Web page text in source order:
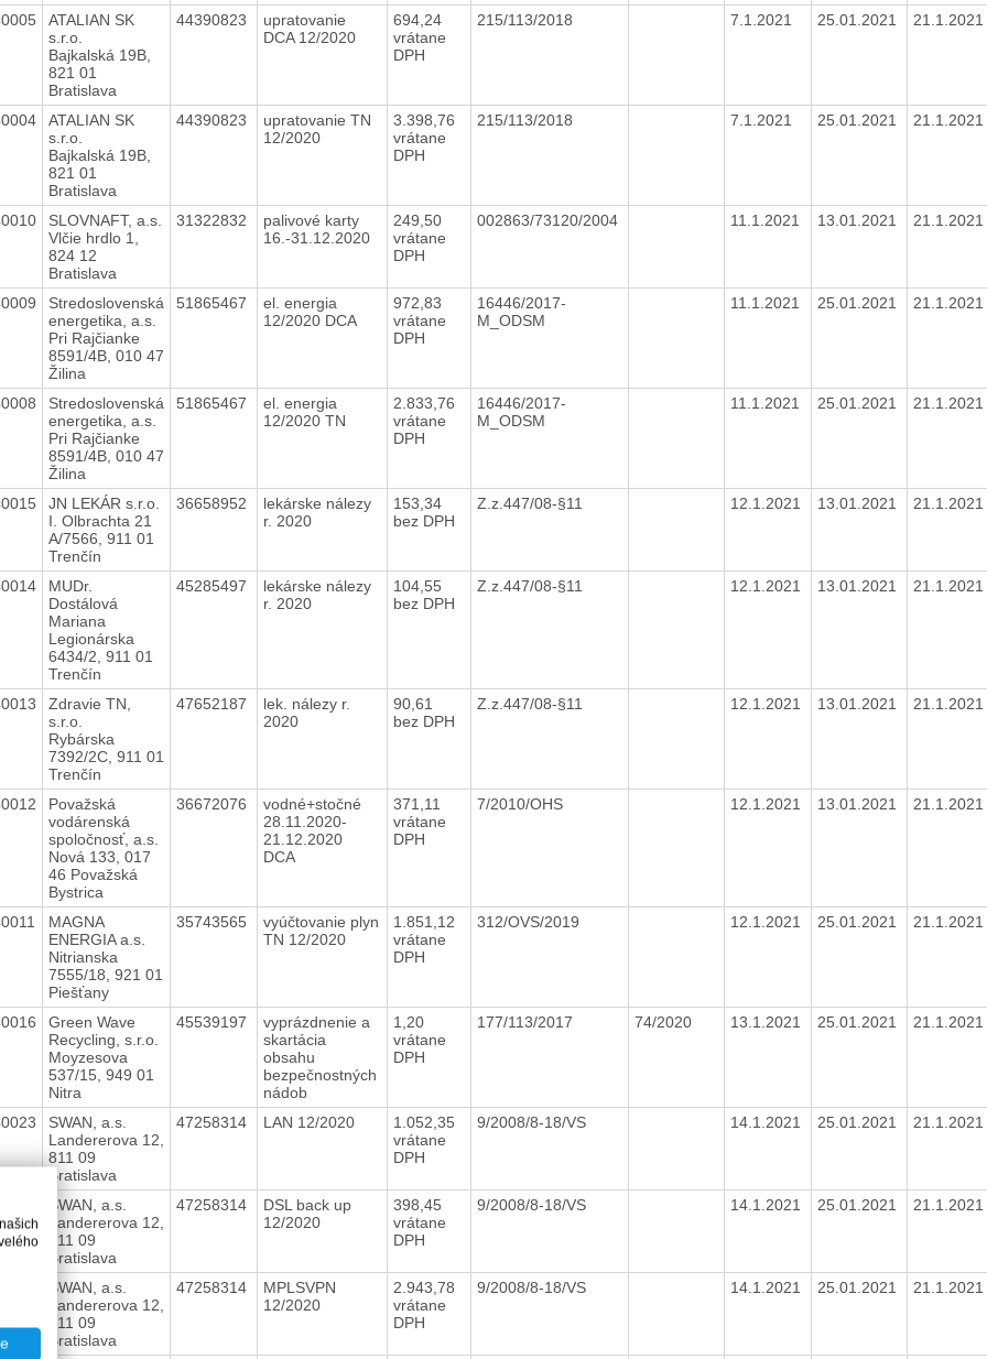
ATALIAN SK
s.r.o.
Bajkalská 19B,
821 01
Bratislava
44390823
upratovanie
DCA 12/2020
694,24
vrátane
DPH
215/113/2018 7.1.2021 25.01.2021 21.1.2021
ATALIAN SK
s.r.o.
Bajkalská 19B,
821 01
Bratislava
44390823
upratovanie TN
12/2020
3.398,76
vrátane
DPH
215/113/2018 7.1.2021 25.01.2021 21.1.2021
SLOVNAFT, a.s.
Vlčie hrdlo 1,
824 12
Bratislava
31322832
palivové karty
16.-31.12.2020
249,50
vrátane
DPH
002863/73120/2004 11.1.2021 13.01.2021 21.1.2021
Stredoslovenská
energetika, a.s.
Pri Rajčianke
8591/4B, 010 47
Žilina
51865467
el. energia
12/2020 DCA
972,83
vrátane
DPH
16446/2017-
M_ODSM
11.1.2021 25.01.2021 21.1.2021
Stredoslovenská
energetika, a.s.
Pri Rajčianke
8591/4B, 010 47
Žilina
51865467
el. energia
12/2020 TN
2.833,76
vrátane
DPH
16446/2017-
M_ODSM
11.1.2021 25.01.2021 21.1.2021
JN LEKÁR s.r.o.
I. Olbrachta 21
A/7566, 911 01
Trenčín
36658952
lekárske nálezy
r. 2020
153,34
bez DPH
Z.z.447/08-§11 12.1.2021 13.01.2021 21.1.2021
MUDr.
Dostálová
Mariana
Legionárska
6434/2, 911 01
Trenčín
45285497
lekárske nálezy
r. 2020
104,55
bez DPH
Z.z.447/08-§11 12.1.2021 13.01.2021 21.1.2021
Zdravie TN,
s.r.o.
Rybárska
7392/2C, 911 01
Trenčín
47652187
lek. nálezy r.
2020
90,61
bez DPH
Z.z.447/08-§11 12.1.2021 13.01.2021 21.1.2021
Považská
vodárenská
spoločnosť, a.s.
Nová 133, 017
46 Považská
Bystrica
36672076
vodné+stočné
28.11.2020-
21.12.2020
DCA
371,11
vrátane
DPH
7/2010/OHS 12.1.2021 13.01.2021 21.1.2021
MAGNA
ENERGIA a.s.
Nitrianska
7555/18, 921 01
Piešťany
35743565
vyúčtovanie plyn
TN 12/2020
1.851,12
vrátane
DPH
312/OVS/2019 12.1.2021 25.01.2021 21.1.2021
Green Wave
Recycling, s.r.o.
Moyzesova
537/15, 949 01
Nitra
45539197
vyprázdnenie a
skartácia
obsahu
bezpečnostných
nádob
1,20
vrátane
DPH
177/113/2017 74/2020 13.1.2021 25.01.2021 21.1.2021
SWAN, a.s.
Landererova 12,
811 09
Bratislava
47258314 LAN 12/2020
1.052,35
vrátane
DPH
9/2008/8-18/VS 14.1.2021 25.01.2021 21.1.2021
SWAN, a.s.
Landererova 12,
811 09
Bratislava
47258314
DSL back up
12/2020
398,45
vrátane
DPH
9/2008/8-18/VS 14.1.2021 25.01.2021 21.1.2021
SWAN, a.s.
Landererova 12,
811 09
Bratislava
47258314
MPLSVPN
12/2020
2.943,78
vrátane
DPH
9/2008/8-18/VS 14.1.2021 25.01.2021 21.1.2021